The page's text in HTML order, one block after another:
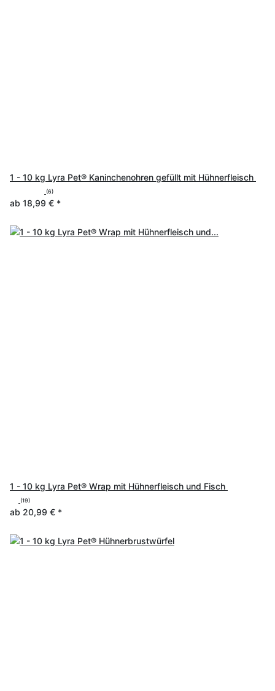
1 - 10 kg Lyra Pet® Kaninchenohren gefüllt mit Hühnerfleisch
(6)
ab 18,99 € *
1 - 10 kg Lyra Pet® Wrap mit Hühnerfleisch und Fisch
(19)
ab 20,99 € *